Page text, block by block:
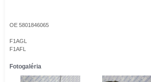
OE 5801846065
F1AGL
F1AFL
Fotogaléria